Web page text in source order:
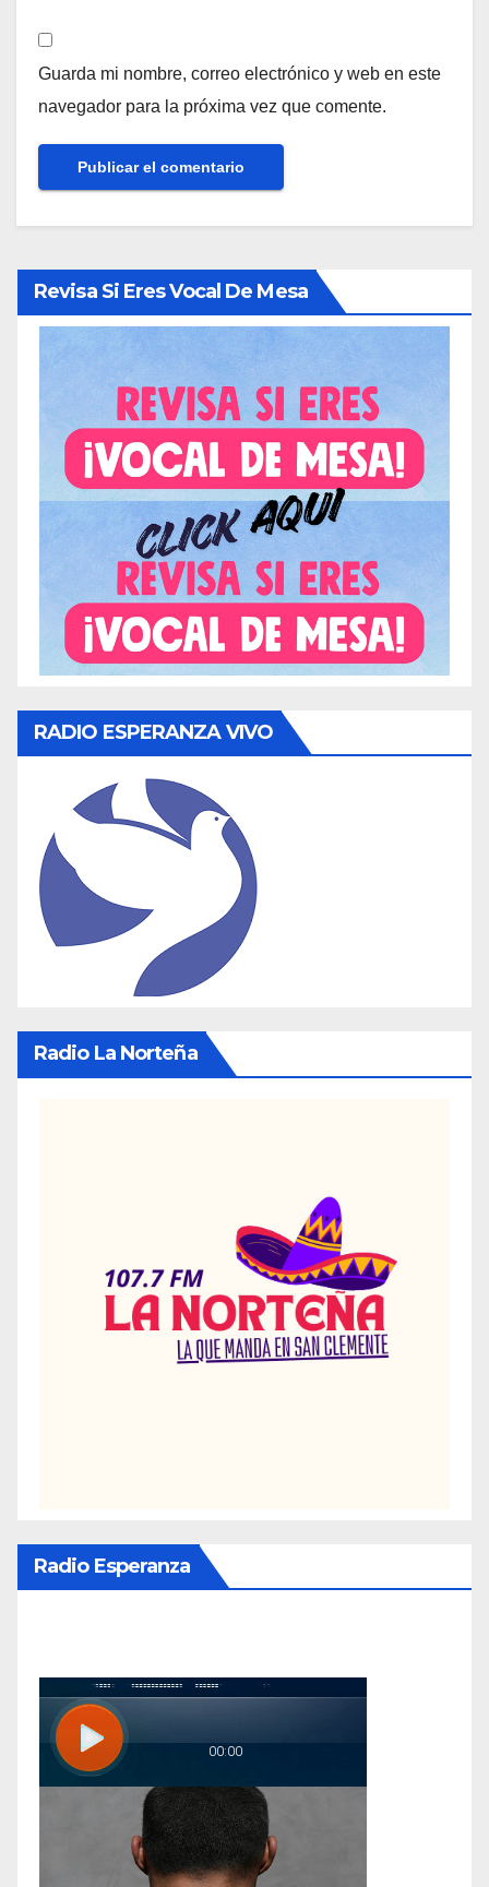
Guarda mi nombre, correo electrónico y web en este
navegador para la próxima vez que comente.
Revisa Si Eres Vocal De Mesa
RADIO ESPERANZA VIVO
Radio La Norteña
Radio Esperanza